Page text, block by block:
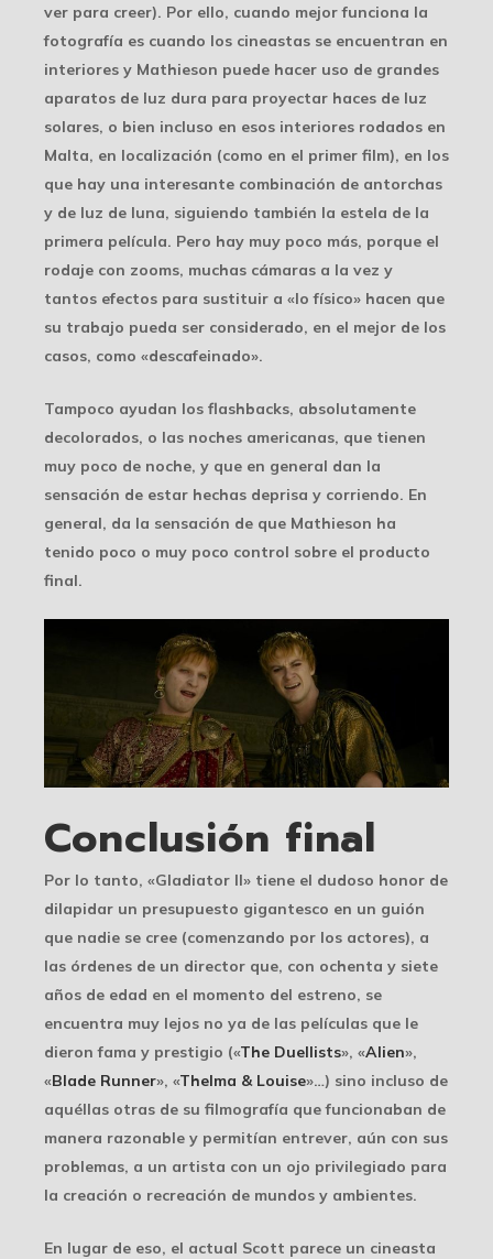
ver para creer). Por ello, cuando mejor funciona la
fotografía es cuando los cineastas se encuentran en
interiores y Mathieson puede hacer uso de grandes
aparatos de luz dura para proyectar haces de luz
solares, o bien incluso en esos interiores rodados en
Malta, en localización (como en el primer film), en los
que hay una interesante combinación de antorchas
y de luz de luna, siguiendo también la estela de la
primera película. Pero hay muy poco más, porque el
rodaje con zooms, muchas cámaras a la vez y
tantos efectos para sustituir a «lo físico» hacen que
su trabajo pueda ser considerado, en el mejor de los
casos, como «descafeinado».
Tampoco ayudan los flashbacks, absolutamente
decolorados, o las noches americanas, que tienen
muy poco de noche, y que en general dan la
sensación de estar hechas deprisa y corriendo. En
general, da la sensación de que Mathieson ha
tenido poco o muy poco control sobre el producto
final.
Conclusión final
Por lo tanto, «Gladiator II» tiene el dudoso honor de
dilapidar un presupuesto gigantesco en un guión
que nadie se cree (comenzando por los actores), a
las órdenes de un director que, con ochenta y siete
años de edad en el momento del estreno, se
encuentra muy lejos no ya de las películas que le
dieron fama y prestigio («The Duellists», «Alien»,
«Blade Runner», «Thelma & Louise»…) sino incluso de
aquéllas otras de su filmografía que funcionaban de
manera razonable y permitían entrever, aún con sus
problemas, a un artista con un ojo privilegiado para
la creación o recreación de mundos y ambientes.
En lugar de eso, el actual Scott parece un cineasta